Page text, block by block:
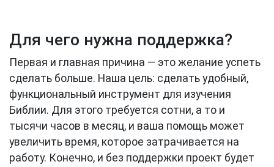
Для чего нужна поддержка?
Первая и главная причина — это желание успеть
сделать больше. Наша цель: сделать удобный,
функциональный инструмент для изучения
Библии. Для этого требуется сотни, а то и
тысячи часов в месяц, и ваша помощь может
увеличить время, которое затрачивается на
работу. Конечно, и без поддержки проект будет